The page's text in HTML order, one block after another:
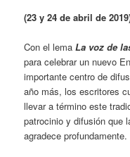
(23 y 24 de abril de
Con el lema La voz de
para celebrar un nuevo
importante centro de
año más, los escritores
llevar a término este
patrocinio y difusión que
agradece profundamente.